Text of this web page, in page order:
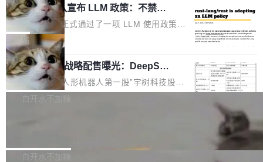
配、功耗与稳定性调优、兼容性测评及统一互联
等内容展开系统讲解和实战交流，帮助企业进一
步了解开源鸿蒙在智能...
Hub 员工 kdaigle 在 HN 讨论中贴出了一组数
据：2025 年全年 10 亿次 commit。现在，每周
2.75 亿次，全年预计 140 亿次。GitHub...
ontinual Harness。在 ARC-AGI 3 基准测试
上，Prime Agent + Opus 5 的组合达到了 95.
5% RHAE Best@1，超过了 ARC 报告的人类专
家基线 95.4%。 不是又一个 coding agent 包装
器 Prime Agent 的架构和市面上大多数 coding
agent 有本质区别。大多数 agent harness 的设
计是基于早期模型的能力—...
Rust 项目团队宣布 LLM 政策：不禁
止，但你要承认哪些代码不是你写的
Rust 语言项目正式通过了一项 LLM 使用政策，
覆盖 rust-lang/rust 单一仓库的代码贡献。这不
是项目级别的官方立场，目前由五个团队采纳，
但它可能是主流开源项目中关于 AI 辅助贡献最
细致的一份规则。 政策的核心只有一句话：LLM
可以用来分析、提炼、审阅、建议，但不能用来
不得生成涉及安全性的关键变更，除非作者本身
局
宇树科技 IPO 战略配售曝光：DeepSe
ek 获配 93.3 万股，锁定 36 个月
8月6日晚间，“人形机器人第一股”宇树科技股份
有限公司披露IPO发行价格及战略配售结果，杭
36个月。 公告显示，本次宇树科技战略配售对
白开水不加糖
Bug fixes and enhancements 修复多次传递同
白开水不加糖